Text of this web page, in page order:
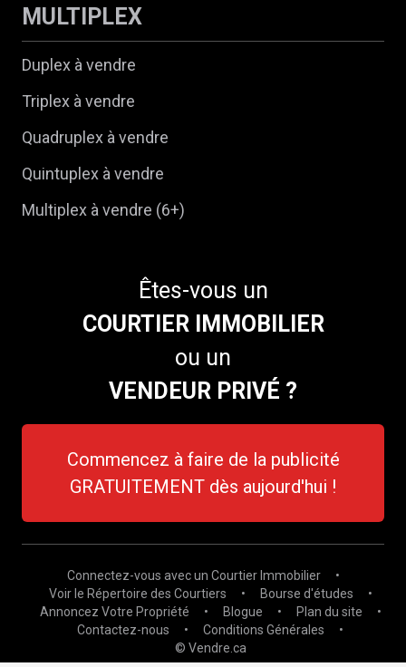
MULTIPLEX
Duplex à vendre
Triplex à vendre
Quadruplex à vendre
Quintuplex à vendre
Multiplex à vendre (6+)
Êtes-vous un
COURTIER IMMOBILIER
ou un
VENDEUR PRIVÉ ?
Commencez à faire de la publicité
GRATUITEMENT dès aujourd'hui !
Connectez-vous avec un Courtier Immobilier
•
Voir le Répertoire des Courtiers
• Bourse d'études
•
Annoncez Votre Propriété
• Blogue • Plan du site
•
Contactez-nous
• Conditions Générales
•
© Vendre.ca